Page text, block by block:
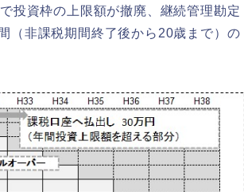
投資枠の上限額が撤廃、継続管理勘定
（非課税期間終了後から20歳まで）の